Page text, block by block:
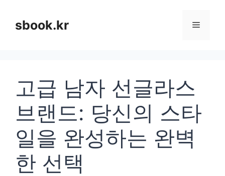
sbook.kr 메
고급 남자 선글라스
브랜드: 당신의 스타
일을 완성하는 완벽
한 선택